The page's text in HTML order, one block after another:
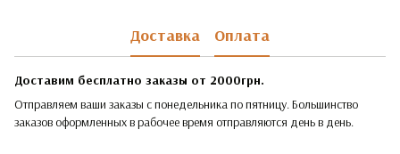
Доставка Оплата
Доставим бесплатно заказы от 2000грн.
Отправляем ваши заказы с понедельника по пятницу. Большинство
заказов оформленных в рабочее время отправляются день в день.